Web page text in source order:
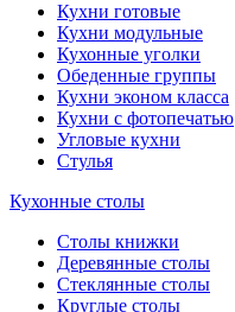
Кухни готовые
Кухни модульные
Кухонные уголки
Обеденные группы
Кухни эконом класса
Кухни с фотопечатью
Угловые кухни
Стулья
Кухонные столы
Столы книжки
Деревянные столы
Стеклянные столы
Круглые столы